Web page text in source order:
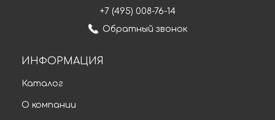
+7 (495) 008-76-14
Обратный звонок
ИНФОРМАЦИЯ
Каталог
О компании